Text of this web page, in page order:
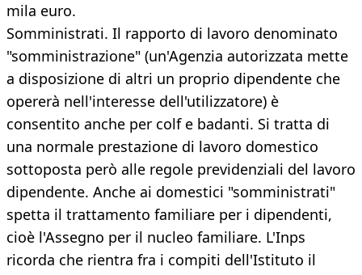
mila euro.
Somministrati. Il rapporto di lavoro denominato
"somministrazione" (un'Agenzia autorizzata mette
a disposizione di altri un proprio dipendente che
opererà nell'interesse dell'utilizzatore) è
consentito anche per colf e badanti. Si tratta di
una normale prestazione di lavoro domestico
sottoposta però alle regole previdenziali del lavoro
dipendente. Anche ai domestici "somministrati"
spetta il trattamento familiare per i dipendenti,
cioè l'Assegno per il nucleo familiare. L'Inps
ricorda che rientra fra i compiti dell'Istituto il